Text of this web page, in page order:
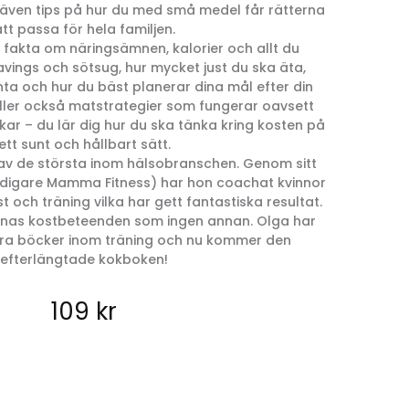
tips på hur du med små medel får rätterna
passa för hela familjen.
fakta om näringsämnen, kalorier och allt du
och sötsug, hur mycket just du ska äta,
och hur du bäst planerar dina mål efter din
också matstrategier som fungerar oavsett
– du lär dig hur du ska tänka kring kosten på
ett sunt och hållbart sätt.
de största inom hälsobranschen. Genom sitt
Mamma Fitness) har hon coachat kvinnor
och träning vilka har gett fantastiska resultat.
kostbeteenden som ingen annan. Olga har
böcker inom träning och nu kommer den
efterlängtade kokboken!
109 kr